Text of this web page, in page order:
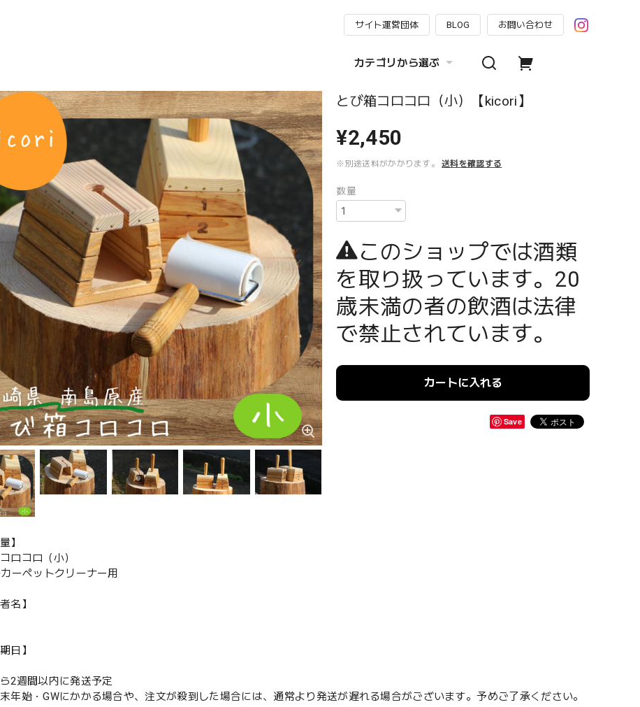
サイト運営団体 BLOG お問い合わせ
カテゴリから選ぶ
とび箱コロコロ（小）【kicori】
¥2,450
※別途送料がかかります。 送料を確認する
数量
このショップでは酒類
を取り扱っています。20
歳未満の者の飲酒は法律
で禁止されています。
カートに入れる
Save
】
ロコロ（小）
ーペットクリーナー用
名】
日】
2週間以内に発送予定
始・GWにかかる場合や、注文が殺到した場合には、通常より発送が遅れる場合がございます。予めご了承ください。